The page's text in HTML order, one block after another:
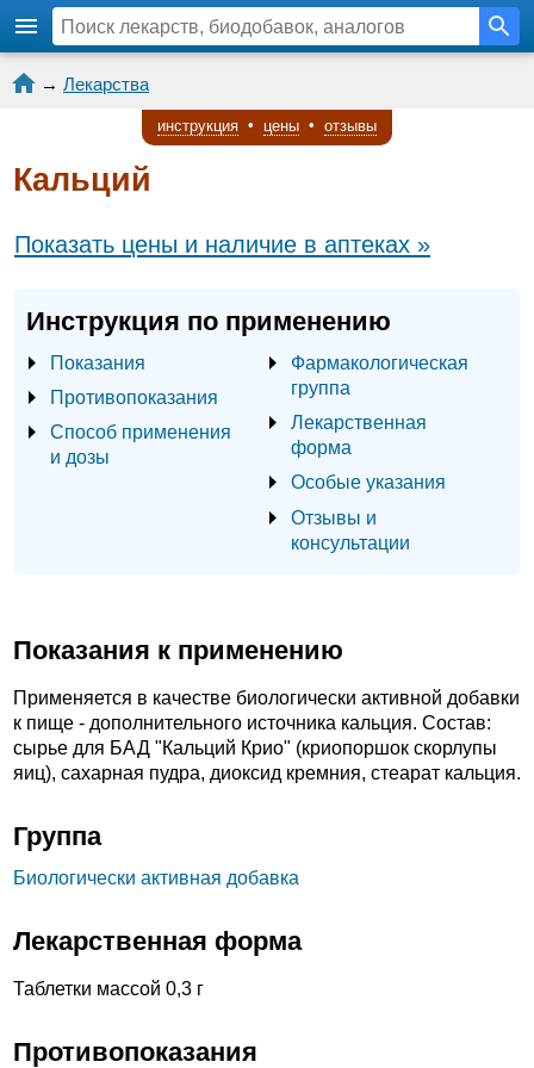
→ Лекарства
инструкция • цены • отзывы
Кальций
Показать цены и наличие в аптеках »
Инструкция по применению
Показания
Противопоказания
Способ применения
и дозы
Фармакологическая
группа
Лекарственная
форма
Особые указания
Отзывы и
консультации
Показания к применению
Применяется в качестве биологически активной добавки
к пище - дополнительного источника кальция. Состав:
сырье для БАД "Кальций Крио" (криопоршок скорлупы
яиц), сахарная пудра, диоксид кремния, стеарат кальция.
Группа
Биологически активная добавка
Лекарственная форма
Таблетки массой 0,3 г
Противопоказания